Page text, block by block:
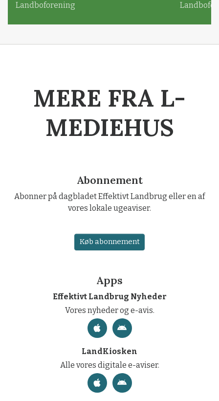
Landboforening
MERE FRA L-
MEDIEHUS
Abonnement
Abonner på dagbladet Effektivt Landbrug eller en af
vores lokale ugeaviser.
Køb abonnement
Apps
Effektivt Landbrug Nyheder
Vores nyheder og e-avis.
LandKiosken
Alle vores digitale e-aviser.